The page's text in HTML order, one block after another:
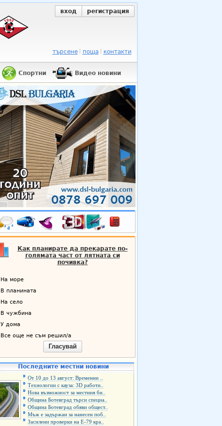
вход регистрация
търсене поща контакти
Спортни Видео новини
Как планирате да прекарате по-
голямата част от лятната си
почивка?
На море
В планината
На село
В чужбина
У дома
Все още не съм решил/а
Гласувай
Последните местни новини
От 10 до 13 август: Временни ..
Технологии с кауза: 3D работи..
Нова възможност за местния би..
Община Ботевград търси специа..
Община Ботевград обяви общест..
Мъж е задържан за нанесен поб..
Засилени проверки на Е-79 кра..